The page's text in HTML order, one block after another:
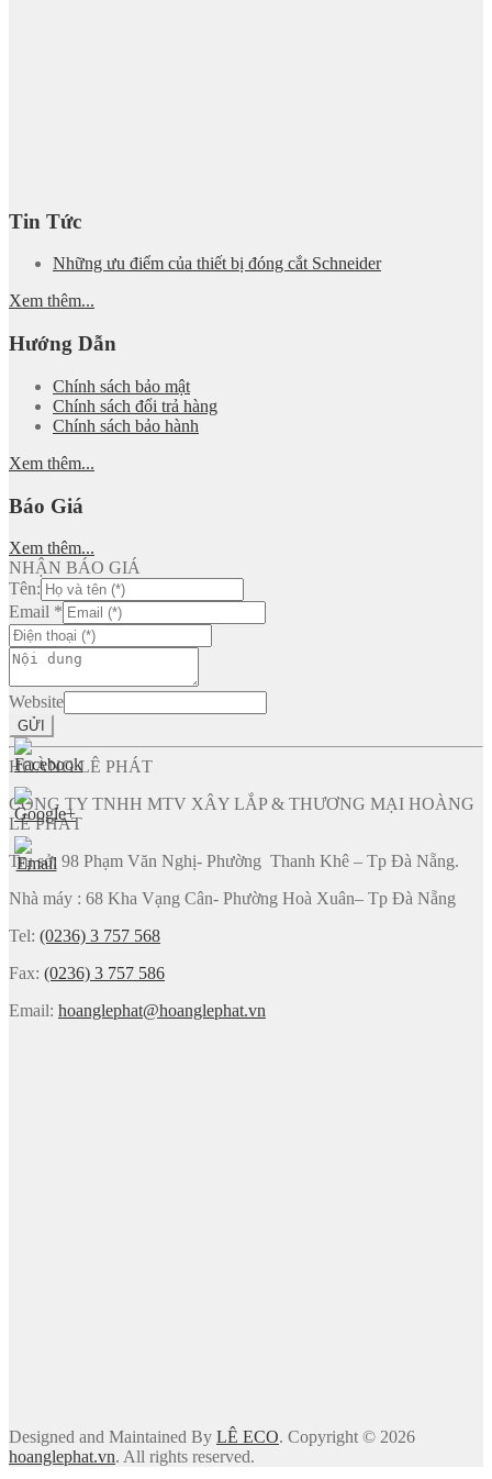
Tin Tức
Những ưu điểm của thiết bị đóng cắt Schneider
Xem thêm...
Hướng Dẫn
Chính sách bảo mật
Chính sách đổi trả hàng
Chính sách bảo hành
Xem thêm...
Báo Giá
Xem thêm...
NHẬN BÁO GIÁ
Tên:
Email *
Website
GỬI
HOÀNG LÊ PHÁT
CÔNG TY TNHH MTV XÂY LẮP & THƯƠNG MẠI HOÀNG
LÊ PHÁT
Trụ sở: 98 Phạm Văn Nghị- Phường Thanh Khê – Tp Đà Nẵng.
Nhà máy : 68 Kha Vạng Cân- Phường Hoà Xuân– Tp Đà Nẵng
Tel: (0236) 3 757 568
Fax: (0236) 3 757 586
Email: hoanglephat@hoanglephat.vn
Designed and Maintained By LÊ ECO. Copyright © 2026
hoanglephat.vn. All rights reserved.